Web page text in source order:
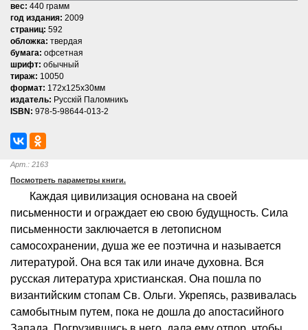
вес: 440 грамм
год издания: 2009
страниц: 592
обложка: твердая
бумага: офсетная
шрифт: обычный
тираж: 10050
формат: 172x125x30мм
издатель: Русскiй Паломникъ
ISBN: 978-5-98644-013-2
Арт.: 2163
Посмотреть параметры книги.
Каждая цивилизация основана на своей
письменности и ограждает ею свою будущность. Сила
письменности заключается в летописном
самосохранении, душа же ее поэтична и называется
литературой. Она вся так или иначе духовна. Вся
русская литература христианская. Она пошла по
византийским стопам Св. Ольги. Укрепясь, развивалась
самобытным путем, пока не дошла до апостасийного